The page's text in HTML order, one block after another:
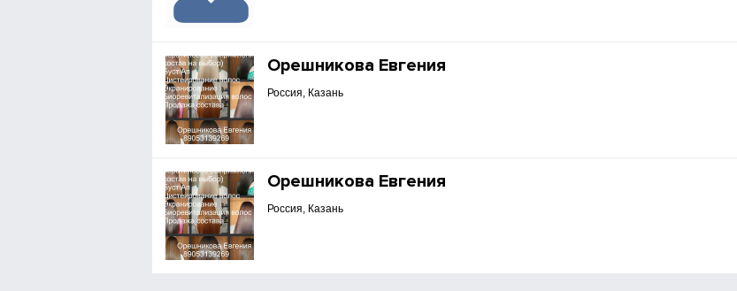
Орешникова Евгения
Россия, Казань
Орешникова Евгения
Россия, Казань